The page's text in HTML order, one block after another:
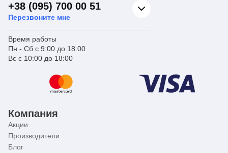
+38 (095) 700 00 51
Перезвоните мне
Время работы
Пн - Сб с 9:00 до 18:00
Вс с 10:00 до 18:00
Компания
Акции
Производители
Блог